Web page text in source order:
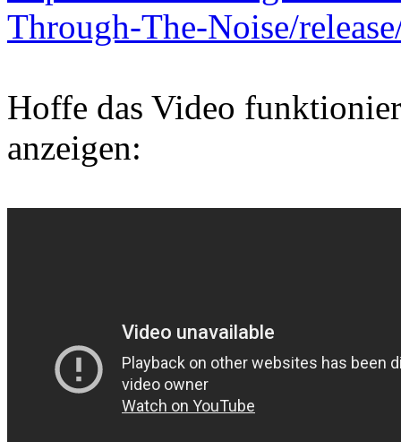
Through-The-Noise/
Hoffe das Video
anzeigen: